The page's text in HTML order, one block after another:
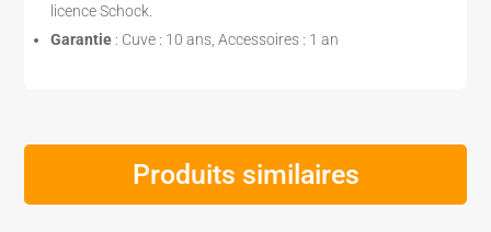
licence Schock.
Garantie : Cuve : 10 ans, Accessoires : 1 an
Produits similaires